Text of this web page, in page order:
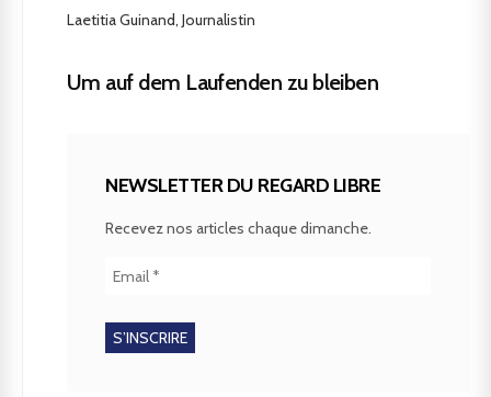
Laetitia Guinand, Journalistin
Um auf dem Laufenden zu bleiben
NEWSLETTER DU REGARD LIBRE
Recevez nos articles chaque dimanche.